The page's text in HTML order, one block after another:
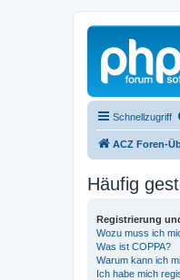
Schnellzugriff
ACZ Foren-
Häufig
Registrierung
Wozu muss ich
Was ist COPPA?
Warum kann ich
Ich habe mich